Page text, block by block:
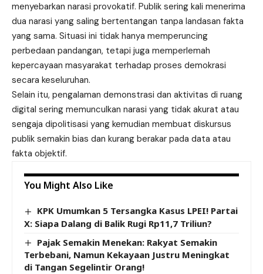
menyebarkan narasi provokatif. Publik sering kali menerima
dua narasi yang saling bertentangan tanpa landasan fakta
yang sama. Situasi ini tidak hanya memperuncing
perbedaan pandangan, tetapi juga memperlemah
kepercayaan masyarakat terhadap proses demokrasi
secara keseluruhan.
Selain itu, pengalaman demonstrasi dan aktivitas di ruang
digital sering memunculkan narasi yang tidak akurat atau
sengaja dipolitisasi yang kemudian membuat diskursus
publik semakin bias dan kurang berakar pada data atau
fakta objektif.
You Might Also Like
KPK Umumkan 5 Tersangka Kasus LPEI! Partai
X: Siapa Dalang di Balik Rugi Rp11,7 Triliun?
Pajak Semakin Menekan: Rakyat Semakin
Terbebani, Namun Kekayaan Justru Meningkat
di Tangan Segelintir Orang!